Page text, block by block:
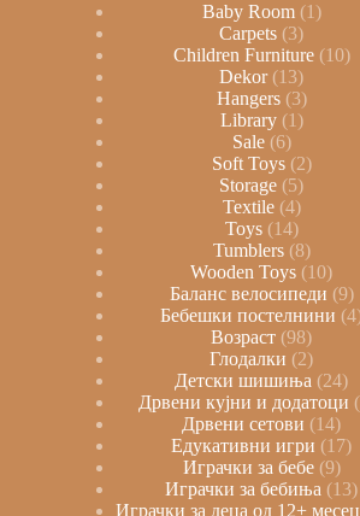
Baby Room 1
Carpets 3
Children Furniture 10
Dekor
13
Hangers 3
Library 1
Sale 6
Soft Toys 2
Storage 5
Textile 4
Toys 14
Tumblers 8
Wooden Toys
10
Баланс велосипеди 9
Бебешки постелнини 4
Возраст 98
Глодалки
2
Детски шишиња
24
Дрвени кујни и додатоци
Дрвени сетови
14
Едукативни игри
17
Играчки за бебе 9
Играчки за бебиња
13
Играчки за деца од 12+